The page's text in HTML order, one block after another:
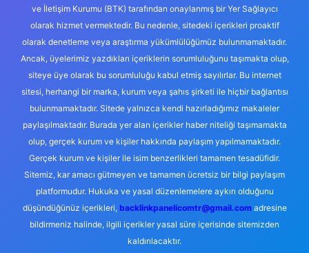
ve İletişim Kurumu (BTK) tarafından onaylanmış bir Yer Sağlayıcı
olarak hizmet vermektedir. Bu nedenle, sitedeki içerikleri proaktif
olarak denetleme veya araştırma yükümlülüğümüz bulunmamaktadır.
Ancak, üyelerimiz yazdıkları içeriklerin sorumluluğunu taşımakta olup,
siteye üye olarak bu sorumluluğu kabul etmiş sayılırlar. Bu internet
sitesi, herhangi bir marka, kurum veya şahıs şirketi ile hiçbir bağlantısı
bulunmamaktadır. Sitede yalnızca kendi hazırladığımız makaleler
paylaşılmaktadır. Burada yer alan içerikler haber niteliği taşımamakta
olup, gerçek kurum ve kişiler hakkında paylaşım yapılmamaktadır.
Gerçek kurum ve kişiler ile isim benzerlikleri tamamen tesadüfidir.
Sitemiz, kar amacı gütmeyen ve tamamen ücretsiz bir bilgi paylaşım
platformudur. Hukuka ve yasal düzenlemelere aykırı olduğunu
düşündüğünüz içerikleri, backlinkpanelicomtr@gmail.comadresine
bildirmeniz halinde, ilgili içerikler yasal süre içerisinde sitemizden
kaldırılacaktır.